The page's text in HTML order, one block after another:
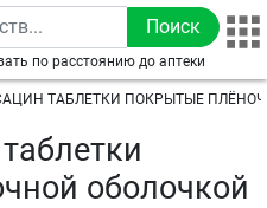
по расстоянию до аптеки
ТАБЛЕТКИ ПОКРЫТЫЕ
оболочкой